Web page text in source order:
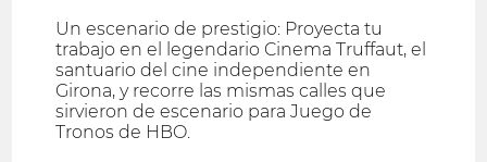
Un escenario de prestigio: Proyecta tu
trabajo en el legendario Cinema Truffaut, el
santuario del cine independiente en
Girona, y recorre las mismas calles que
sirvieron de escenario para Juego de
Tronos de HBO.